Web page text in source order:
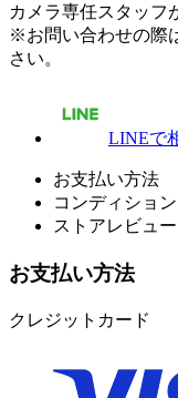
カメラ専任スタッフ
※お問い合わせの際
さい。
LINEで
お支払い方法
コンディショ
ストアレビュー
お支払い方法
クレジットカード